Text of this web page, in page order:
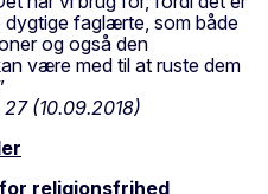
dygtige faglærte, som både
og også den
være med til at ruste dem
(10.09.2018)
religionsfrihed